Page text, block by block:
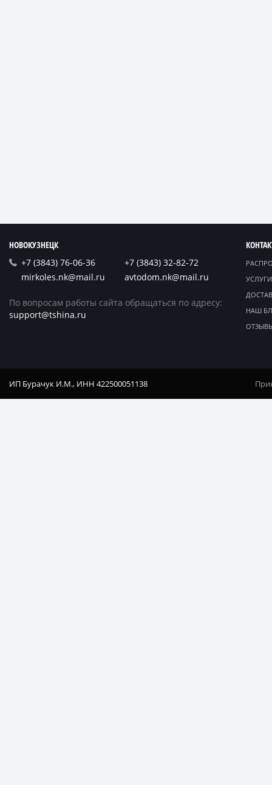
НОВОКУЗНЕЦК
+7 (3843) 76-06-36
+7 (3843) 32-82-72
mirkoles.nk@mail.ru
avtodom.nk@mail.ru
По вопросам работы сайта обращаться по адресу:
support@tshina.ru
НАШ
ИП Бурачук И.М., ИНН 422500051138